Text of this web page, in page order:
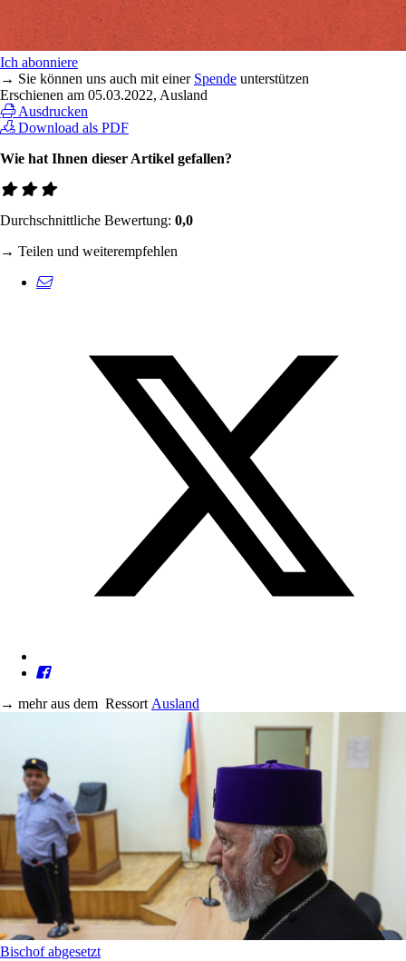
Ich abonniere
→ Sie können uns auch mit einer Spende unterstützen
Erschienen am 05.03.2022, Ausland
Ausdrucken
Download als PDF
Wie hat Ihnen dieser Artikel gefallen?
Durchschnittliche Bewertung: 0,0
→ Teilen und weiterempfehlen
→ mehr aus dem Ressort Ausland
Bischof abgesetzt